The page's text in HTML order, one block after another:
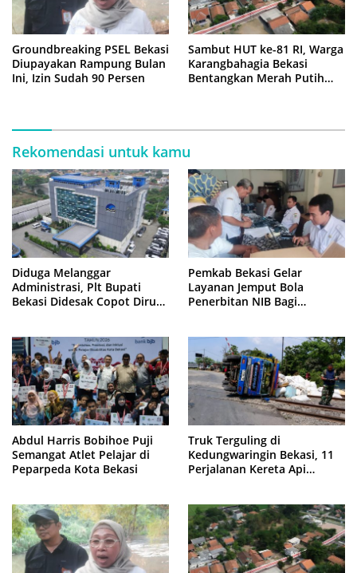
Groundbreaking PSEL Bekasi
Diupayakan Rampung Bulan
Ini, Izin Sudah 90 Persen
Sambut HUT ke-81 RI, Warga
Karangbahagia Bekasi
Bentangkan Merah Putih
Rekomendasi untuk kamu
Diduga Melanggar
Administrasi, Plt Bupati
Bekasi Didesak Copot Dirum
Pemkab Bekasi Gelar
Layanan Jemput Bola
Penerbitan NIB Bagi
Abdul Harris Bobihoe Puji
Semangat Atlet Pelajar di
Peparpeda Kota Bekasi
Truk Terguling di
Kedungwaringin Bekasi, 11
Perjalanan Kereta Api